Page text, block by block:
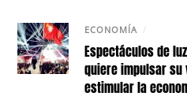
ECONOMÍA /
Espectáculos de
quiere impulsar su
estimular la